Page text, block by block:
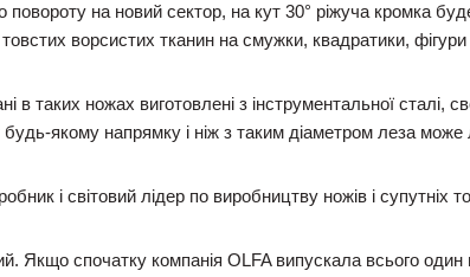
повороту на новий сектор, на кут 30° ріжуча кромка
ворсистих тканин на смужки, квадратики, фігури
в таких ножах виготовлені з інструментальної сталі,
якому напрямку і ніж з таким діаметром леза може
і світовий лідер по виробництву ножів і супутніх
Якщо спочатку компанія OLFA випускала всього